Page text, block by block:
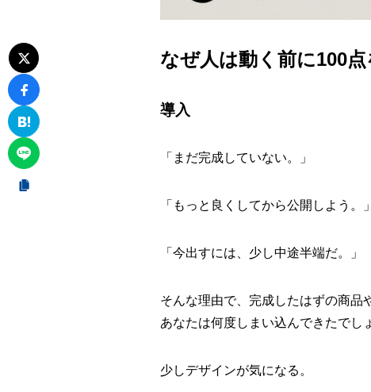
なぜ人は動く前に100
導入
「まだ完成していない。」
「もっと良くしてから公開しよう。」
「今出すには、少し中途半端だ。」
そんな理由で、完成したはずの商品
あなたは何度しまい込んできたでし
少しデザインが気になる。